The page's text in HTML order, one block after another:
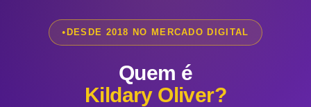
DESDE 2018 NO MERCADO DIGITAL
Quem é
Kildary Oliver?